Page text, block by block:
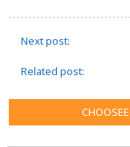
Next post:
Related post: